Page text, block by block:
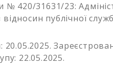
№ 420/31631/23:
публічної
20.05.2025.
22.05.2025.